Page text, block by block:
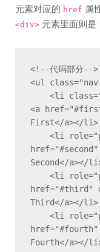
元素对应的 href 属
<div> 元素里面则是
<!--代码部分-->
<ul
<a
First</a></li>
Second</a></
href="#third"
Third</a></li>
href="#fourth"
Fourth</a></